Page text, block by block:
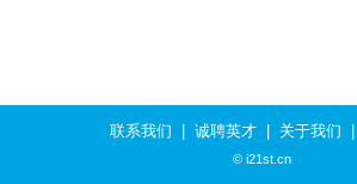
联系我们 诚聘英才| 关于我们
© i21st.cn